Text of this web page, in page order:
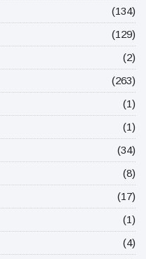
(134)
(129)
(2)
(263)
(1)
(1)
(34)
(8)
(17)
(1)
(4)